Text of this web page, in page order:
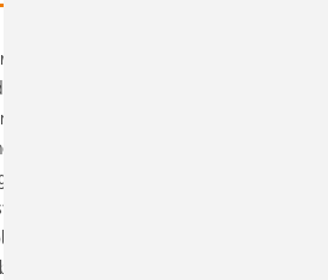
im gesamten deutschen
Bremsfaktoren aus weltweiten Krisen als
aus. Lieferkettenstörungen infolge der
in chinesischen Export-Häfen, Mangel
in der Ukraine, die nach wie vor
und schwierige
von Zinsanstieg und Teuerungen
als „zweiter massiver Effekt“, wie